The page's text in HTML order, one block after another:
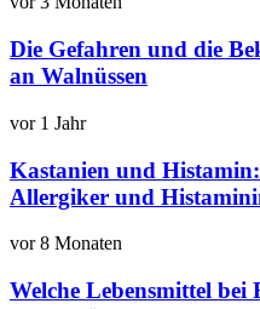
Die Gefahren und die
an Walnüssen
vor 1 Jahr
Kastanien und
Allergiker und
vor 8 Monaten
Welche Lebensmittel